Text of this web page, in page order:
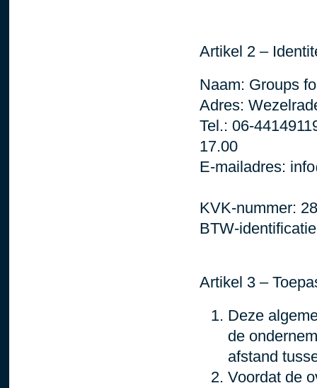
Artikel 2 –
Naam: Groups
Adres:
Tel.: 06-
17.00
E-mailadres:
KVK-nummer:
BTW-
Artikel 3 –
Deze
de
afstand
Voordat de